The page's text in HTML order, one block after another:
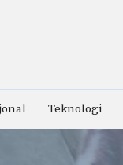
Teknologi